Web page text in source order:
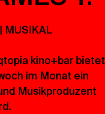
MUSIKAL
kino+bar bietet
im Monat ein
Musikproduzent